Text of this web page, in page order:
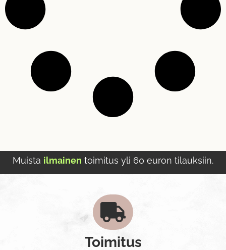
Muista ilmainen toimitus yli 60 euron tilauksiin.
Toimitus